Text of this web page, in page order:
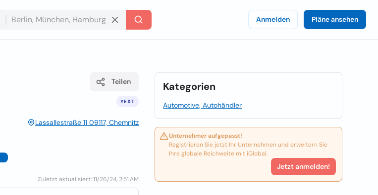
Anmelden Pläne ansehen
YEXT
Teilen
Lassallestraße 11 09117, Chemnitz
Zuletzt aktualisiert: 11/26/24, 2:51 AM
Kategorien
Automotive, Autohändler
Unternehmer aufgepasst!
Registrieren Sie jetzt Ihr Unternehmen und erweitern Sie
Ihre globale Reichweite mit iGlobal.
Jetzt anmelden!